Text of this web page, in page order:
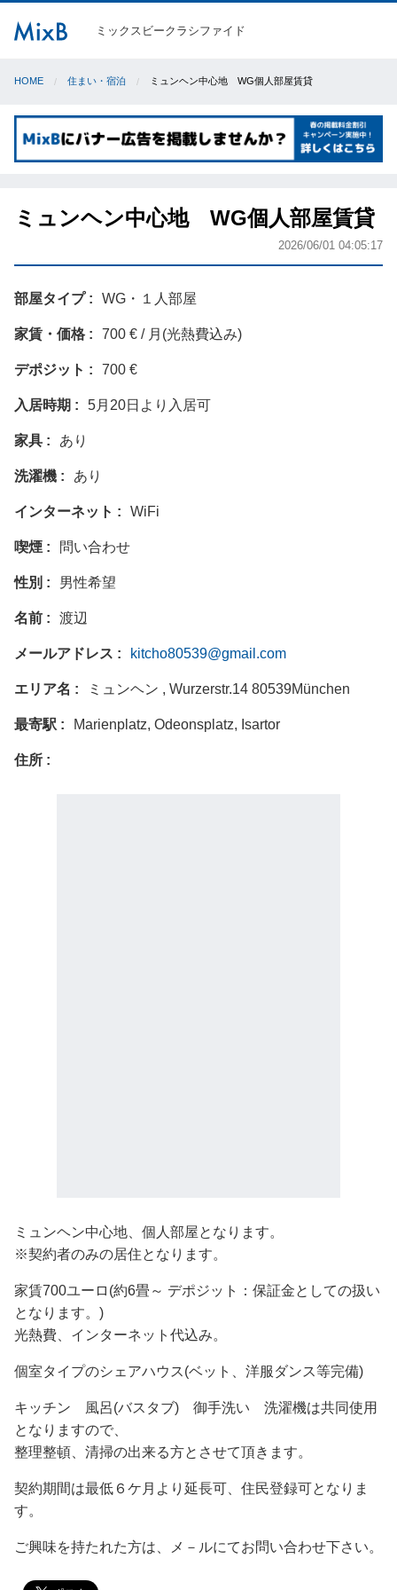
ミックスビークラシファイド
HOME 住まい・宿泊 ミュンヘン中心地 WG個人部屋賃貸
ミュンヘン中心地 WG個人部屋賃貸
2026/06/01 04:05:17
部屋タイプ WG・１人部屋
家賃・価格 700 € / 月(光熱費込み)
デポジット 700 €
入居時期 5月20日より入居可
家具 あり
洗濯機 あり
インターネット WiFi
喫煙 問い合わせ
性別 男性希望
名前 渡辺
メールアドレス kitcho80539@gmail.com
エリア名 ミュンヘン , Wurzerstr.14 80539München
最寄駅 Marienplatz, Odeonsplatz, Isartor
住所
ミュンヘン中心地、個人部屋となります。
※契約者のみの居住となります。
家賃700ユーロ(約6畳～ デポジット：保証金としての扱い
となります。)
光熱費、インターネット代込み。
個室タイプのシェアハウス(ベット、洋服ダンス等完備)
キッチン 風呂(バスタブ) 御手洗い 洗濯機は共同使用
となりますので、
整理整頓、清掃の出来る方とさせて頂きます。
契約期間は最低６ケ月より延長可、住民登録可となりま
す。
ご興味を持たれた方は、メ－ルにてお問い合わせ下さい。